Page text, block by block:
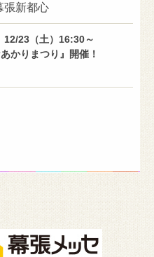
張新都心
12/23（土）16:30～
かりまつり』開催！